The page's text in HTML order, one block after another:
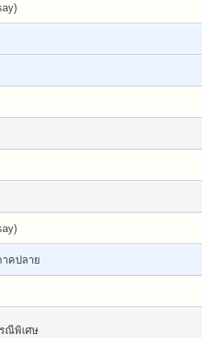
คปลาย
ณีพิเศษ